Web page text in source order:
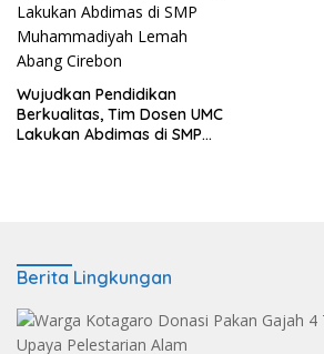
Wujudkan Pendidikan
Berkualitas, Tim Dosen UMC
Lakukan Abdimas di SMP
Berita Lingkungan